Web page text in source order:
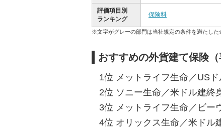
評価項目別
ランキング
保険料
※文字がグレーの部門は当社規定の条件を満たした
おすすめの外貨建て保険
1位 メットライフ生命／US
2位 ソニー生命／米ドル建終
3位 メットライフ生命／ビ
4位 オリックス生命／米ドル